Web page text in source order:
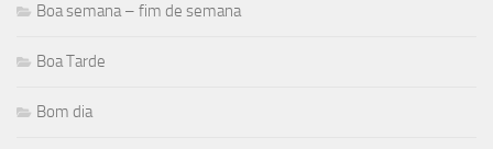
Boa semana – fim de semana
Boa Tarde
Bom dia